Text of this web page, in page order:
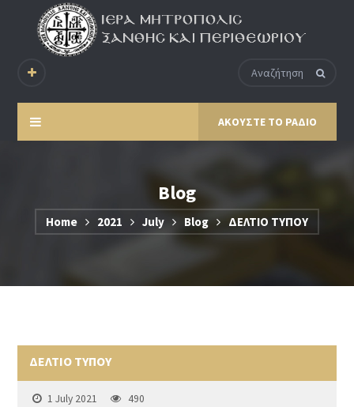
ΑΚΟΥΣΤΕ ΤΟ ΡΑΔΙΟ
Blog
Home 2021 July Blog ΔΕΛΤΙΟ ΤΥΠΟΥ
ΔΕΛΤΙΟ ΤΥΠΟΥ
1 July 2021
490